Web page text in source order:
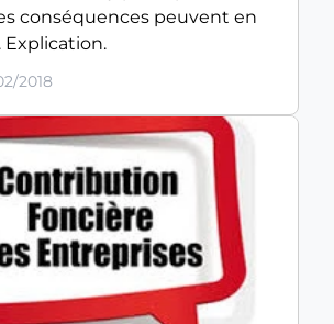
conséquences peuvent en
Explication.
2018